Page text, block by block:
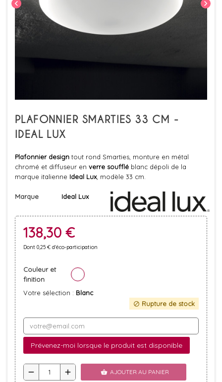
chevron_left chevron_right
PLAFONNIER SMARTIES 33 CM -
IDEAL LUX
Plafonnier design tout rond Smarties, monture en métal
chromé et diffuseur en verre soufflé blanc dépoli de la
marque italienne Ideal Lux, modèle 33 cm.
Marque Ideal Lux
138,30 €
Dont 0,25 € d'éco-participation
Couleur et
finition
Votre sélection : Blanc
block Rupture de stock
Prévenez-moi lorsque le produit est disponible
remove add shopping_basket AJOUTER AU PANIER